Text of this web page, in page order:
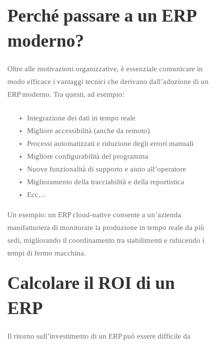
Perché passare a un ERP
moderno?
Oltre alle motivazioni organizzative, è essenziale comunicare in
modo efficace i vantaggi tecnici che derivano dall’adozione di un
ERP moderno. Tra questi, ad esempio:
Integrazione dei dati in tempo reale
Migliore accessibilità (anche da remoto)
Processi automatizzati e riduzione degli errori manuali
Migliore configurabilità del programma
Nuove funzionalità di supporto e aiuto all’operatore
Miglioramento della tracciabilità e della reportistica
Ecc…
Un esempio: un ERP cloud-native consente a un’azienda
manifatturiera di monitorare la produzione in tempo reale da più
sedi, migliorando il coordinamento tra stabilimenti e riducendo i
tempi di fermo macchina.
Calcolare il ROI di un
ERP
Il ritorno sull’investimento di un ERP può essere difficile da